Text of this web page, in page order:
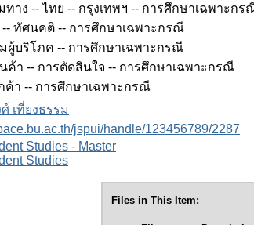
ทาง -- ไทย -- กรุงเทพฯ -- การศึกษาเฉพาะกร
ทัศนคติ -- การศึกษาเฉพาะกรณี
ผู้บริโภค -- การศึกษาเฉพาะกรณี
ค้า -- การตัดสินใจ -- การศึกษาเฉพาะกรณี
ค้า -- การศึกษาเฉพาะกรณี
เที่ยงธรรม
jspui/handle/123456789/2287
Studies - Master
Studies
Files in This Item: